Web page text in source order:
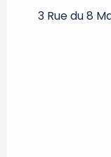
3 Rue du 8